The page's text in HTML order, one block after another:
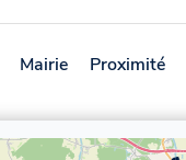
Mairie Proximité